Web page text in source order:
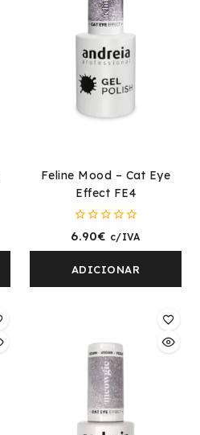
Feline Mood – Cat Eye
Effect FE4
0
fora
5
6.90€ c/IVA
ADICIONAR